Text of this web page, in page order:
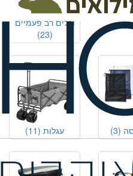
קופסאות אוכל
וכלים רב פעמיים
(23)
(3) עגלות (11)